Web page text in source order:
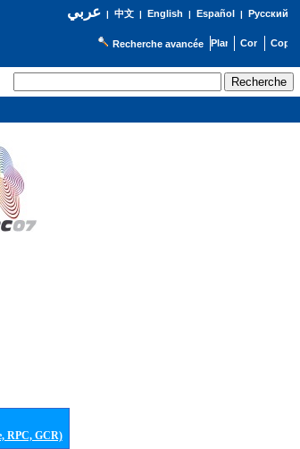
عربي| 中文| English | Español | Русский
Recherche avancée
RPC, GCR)